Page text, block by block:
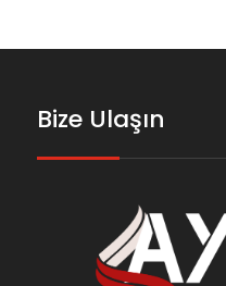
Bize Ulaşın